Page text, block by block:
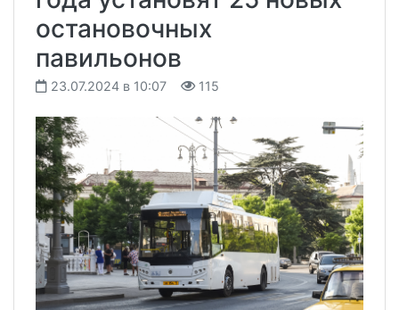
остановочных
павильонов
23.07.2024 в 10:07 115